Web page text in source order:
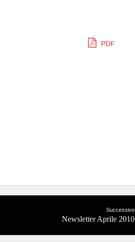
PDF
Successivo
Newsletter Aprile 2010